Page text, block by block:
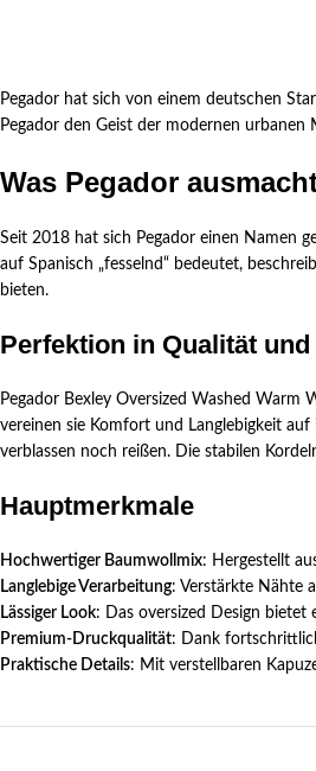
Pegador hat sich von einem deutschen
Pegador den Geist der modernen
Was Pegador
Seit 2018 hat sich Pegador einen Namen
auf Spanisch „fesselnd“ bedeutet,
bieten.
Perfektion in Qualität
Pegador Bexley Oversized Washed
vereinen sie Komfort und Langlebigkeit
verblassen noch reißen. Die stabilen
Hauptmerkmale
Hochwertiger Baumwollmix: Hergestellt
Langlebige Verarbeitung: Verstärkte Nähte
Lässiger Look: Das oversized Design
Premium-Druckqualität: Dank
Praktische Details: Mit verstellbaren